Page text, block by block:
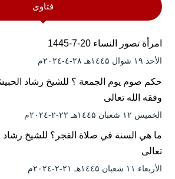
فتاوى
امرأة تصور النساء 20-7-1445
الأحد ۱۹ شوال ۱٤٤۵هـ ۲۸-٤-۲۰۲٤م
حكم صوم يوم الجمعة ؟ للشيخ رشاد
وفقه الله تعالى
الخميس ۱۲ شعبان ۱٤٤۵هـ ۲۲-۲-۲۰۲٤م
ما هي السنة في صلاة الفجر؟ للشيخ رشاد
تعالى
الأربعاء ۱۱ شعبان ۱٤٤۵هـ ۲۱-۲-۲۰۲٤م